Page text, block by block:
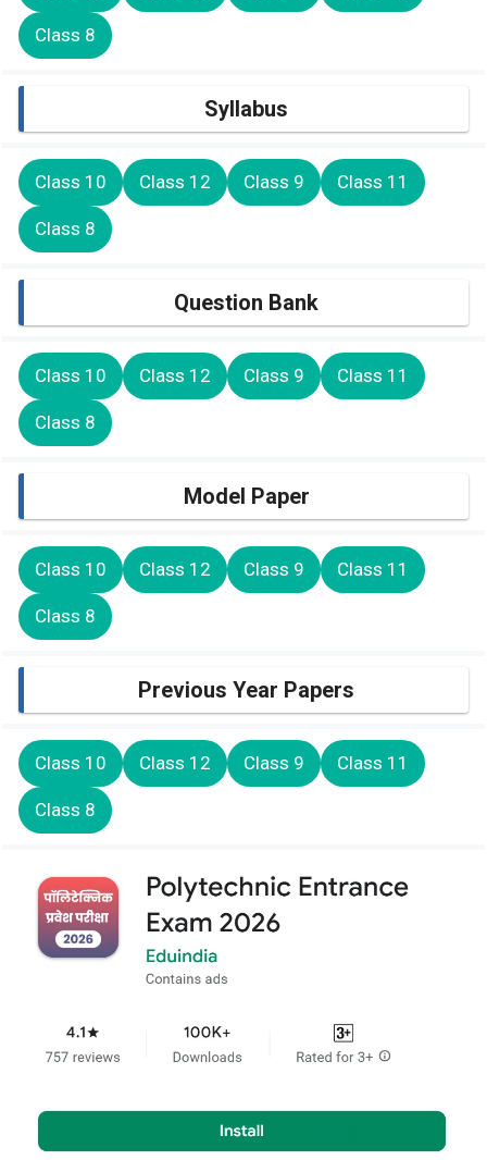
Class 8
Syllabus
Class 10 Class 12 Class 9 Class 11
Class 8
Question Bank
Class 10 Class 12 Class 9 Class 11
Class 8
Model Paper
Class 10 Class 12 Class 9 Class 11
Class 8
Previous Year Papers
Class 10 Class 12 Class 9 Class 11
Class 8